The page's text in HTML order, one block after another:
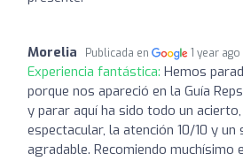
Morelia Publicada en 1 year ago
Experiencia fantástica: Hemos
porque nos apareció en la Guía
y parar aquí ha sido todo un
espectacular, la atención 10/10 y
agradable. Recomiendo muchísimo